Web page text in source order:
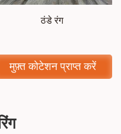
ठंडे रंग
मुफ़्त कोटेशन प्राप्त करें